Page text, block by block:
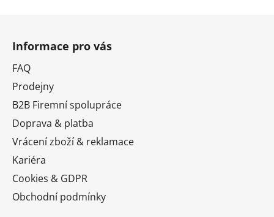
Informace pro vás
FAQ
Prodejny
B2B Firemní spolupráce
Doprava & platba
Vrácení zboží & reklamace
Kariéra
Cookies & GDPR
Obchodní podmínky